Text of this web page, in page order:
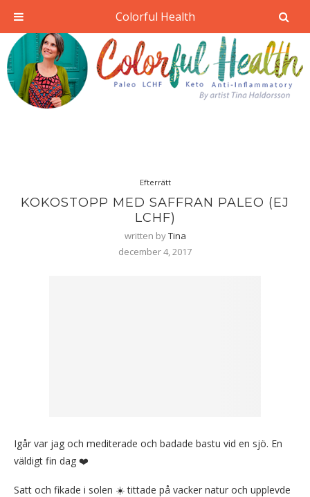
Efterrätt
KOKOSTOPP MED SAFFRAN PALEO (EJ
LCHF)
written byTina
december 4, 2017
Igår var jag och mediterade och badade bastu vid en sjö. En
väldigt fin dag ❤️
Satt och fikade i solen ☀️ tittade på vacker natur och upplevde
Colorful Health